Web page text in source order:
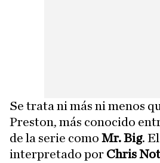
Se trata ni más ni menos
Preston, más conocido
de la serie como Mr. Big.
interpretado por Chris